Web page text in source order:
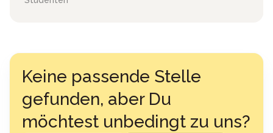
Keine passende Stelle
gefunden, aber Du
möchtest unbedingt zu uns?